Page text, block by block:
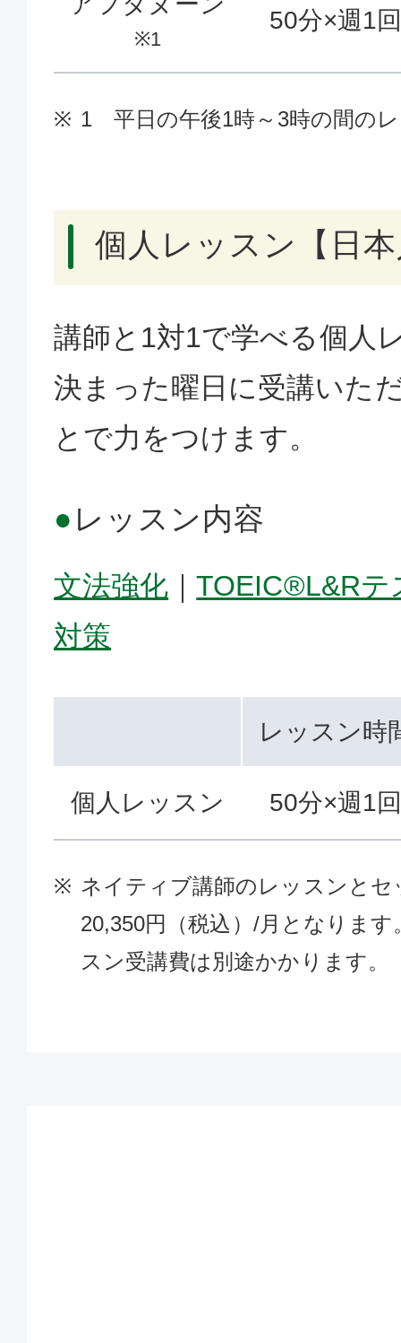
※1
50分×週1
1 平日の午後1時～3時の間の
個人レッスン【日
講師と1対1で学べる個人
決まった曜日に受講いた
とで力をつけます。
● レッスン内容
文法強化 ｜TOEIC®L&Rテ
対策
レッスン時
個人レッスン 50分×週1
ネイティブ講師のレッスンと
20,350円（税込）/月となりま
スン受講費は別途かかります。